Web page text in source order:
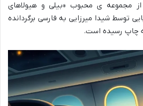
از مجموعه ی محبوب «بیلی و هیولاهای
توسط شیدا میرزایی به فارسی برگردانده
چاپ رسیده است.